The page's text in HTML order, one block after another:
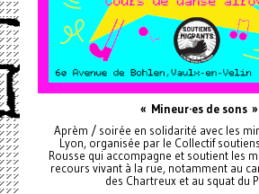
« Mineur·es de sons »
Aprèm / soirée en solidarité avec les
Lyon, organisée par le Collectif
Rousse qui accompagne et soutient les
recours vivant à la rue, notamment au
des Chartreux et au squat du